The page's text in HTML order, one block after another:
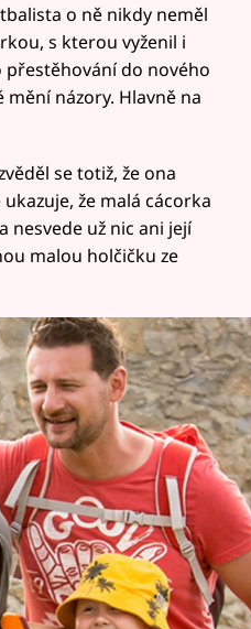
o ně nikdy neměl
s kterou vyženil i
přestěhování do nového
názory. Hlavně na
se totiž, že ona
že malá cácorka
už nic ani její
malou holčičku ze